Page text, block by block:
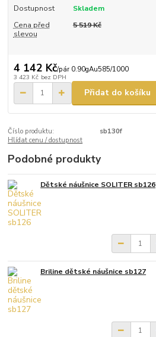
Dostupnost
Skladem
Cena před
slevou
5 519 Kč
4 142 Kč/pár 0.90gAu585/1000
3 423 Kč bez DPH
Přidat do košíku
Číslo produktu:
sb130f
Hlídat cenu / dostupnost
Podobné produkty
Dětské náušnice SOLITER sb126
Briline dětské náušnice sb127